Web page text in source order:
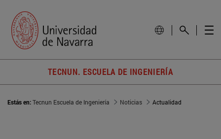
TECNUN. ESCUELA DE INGENIERÍA
Estás en:Tecnun Escuela de Ingeniería Noticias Actualidad